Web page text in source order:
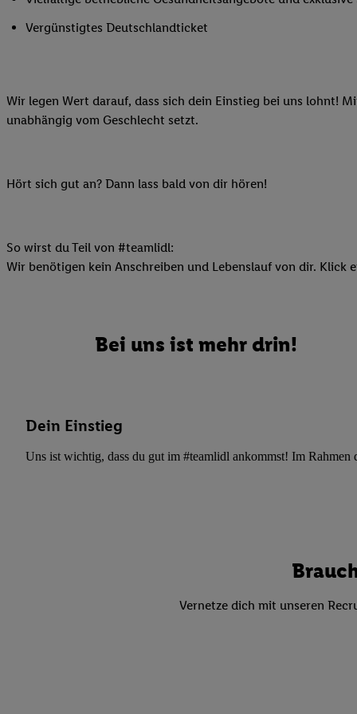
Vergünstigtes Deutschlandticket
Wir legen Wert darauf, dass sich dein Einstieg bei uns lohnt!
unabhängig vom Geschlecht setzt.
Hört sich gut an? Dann lass bald von dir hören!
So wirst du Teil von #teamlidl:
Wir benötigen kein Anschreiben und Lebenslauf von dir. Klick
Bei uns ist mehr drin!
Dein Einstieg
Uns ist wichtig, dass du gut im #teamlidl ankommst! Im Rahmen
Vernetze dich mit unseren
Adresse und einer
können Ihre
finden Sie in den
Ihre Einwilligung
Verknüpfung
reduzierter Daten